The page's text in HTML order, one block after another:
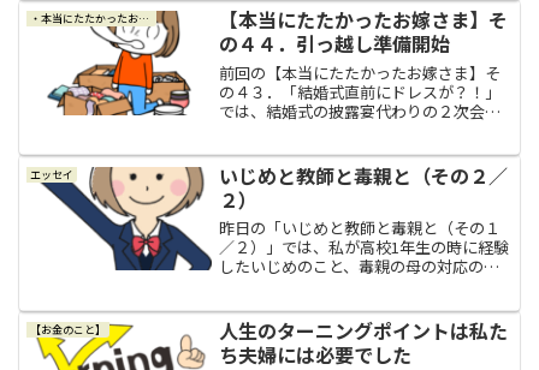
ちの私には腑に落ちるところがありまし
たので、今日は毒親育ちな...
・本当にたたかったお嫁さま
【本当にたたかったお嫁さま】そ
の４４．引っ越し準備開始
前回の【本当にたたかったお嫁さま】そ
の４３．「結婚式直前にドレスが？！」
では、結婚式の披露宴代わりの２次会で
問題に直面してしまい焦りまくった私で
したが、何とかドレスのお...
エッセイ
いじめと教師と毒親と（その２／
２）
昨日の「いじめと教師と毒親と（その１
／２）」では、私が高校1年生の時に経験
したいじめのこと、毒親の母の対応のこ
ながら体験談を書かせていただきまし
た。そして今日は、私が経...
【お金のこと】
人生のターニングポイントは私た
ち夫婦には必要でした